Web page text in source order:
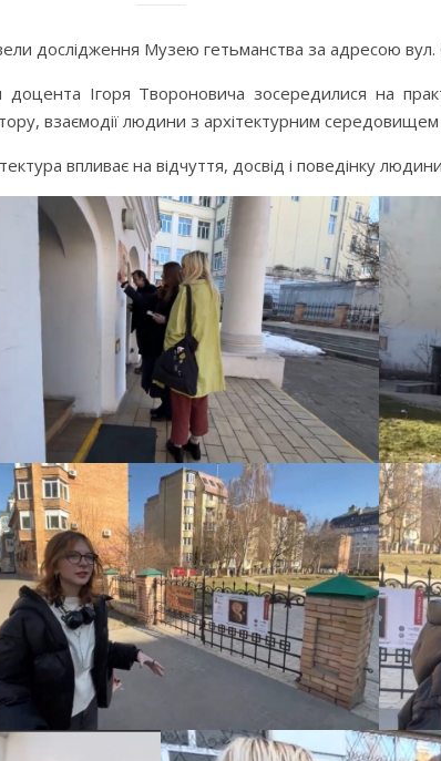
дослідження Музею гетьманства за адресою вул.
Ігоря Твороновича зосередилися на
взаємодії людини з архітектурним середовищем
впливає на відчуття, досвід і поведінку